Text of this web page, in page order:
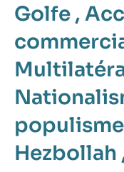
Golfe ,
populisme
Hezbollah